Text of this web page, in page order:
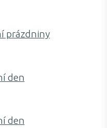
prázdniny
den
den